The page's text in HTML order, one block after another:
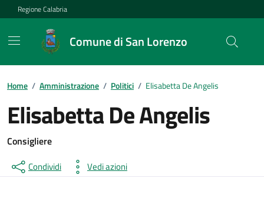
Vai ai contenuti
Vai al footer
Regione Calabria
Comune di San Lorenzo
Home / Amministrazione / Politici / Elisabetta De Angelis
Elisabetta De Angelis
Consigliere
Condividi Vedi azioni